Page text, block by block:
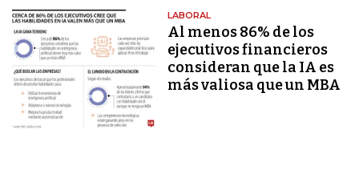
LABORAL
Al menos 86% de los
ejecutivos financieros
consideran que la IA es
más valiosa que un MBA